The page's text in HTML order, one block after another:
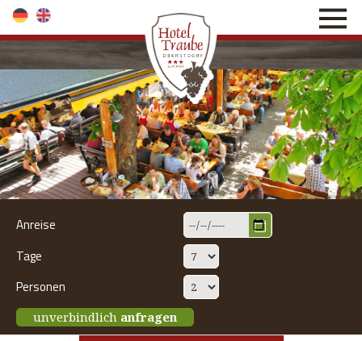
direkt zur Navigation
direkt zum Inhalt
Anreise
Tage
Personen
unverbindlich anfragen